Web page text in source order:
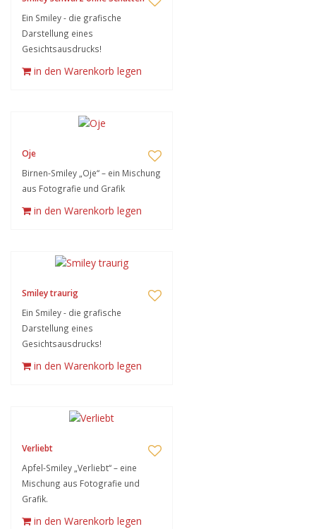
Ein Smiley - die grafische
Darstellung eines
Gesichtsausdrucks!
in den Warenkorb legen
Oje
Birnen-Smiley „Oje“ – ein Mischung
aus Fotografie und Grafik
in den Warenkorb legen
Smiley traurig
Ein Smiley - die grafische
Darstellung eines
Gesichtsausdrucks!
in den Warenkorb legen
Verliebt
Apfel-Smiley „Verliebt“ – eine
Mischung aus Fotografie und
Grafik.
in den Warenkorb legen